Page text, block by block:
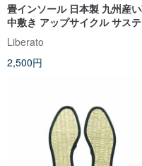
畳インソール 日本製 九州産い草
中敷き アップサイクル サステナ
ブル お手持ちの靴に入れて畳を
感じる
Liberato
2,500円